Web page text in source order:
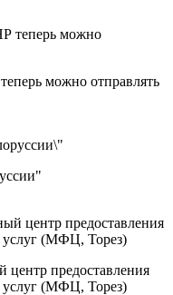
можно отправлять
предоставления
услуг (МФЦ, Торез)